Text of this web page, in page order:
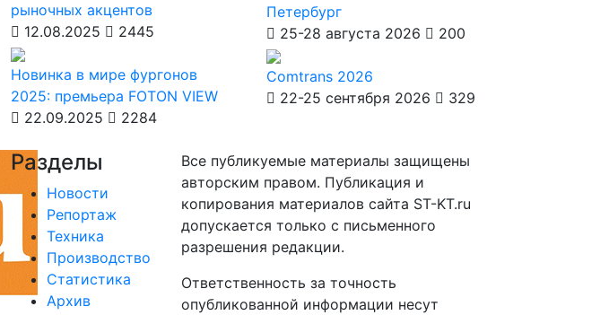
рыночных акцентов
12.08.2025
2445
Новинка в мире фургонов
2025: премьера FOTON VIEW
22.09.2025
2284
Петербург
25-28 августа 2026
200
Comtrans 2026
22-25 сентября 2026
329
Разделы
Новости
Репортаж
Техника
Производство
Статистика
Архив
Все публикуемые материалы защищены
авторским правом. Публикация и
копирования материалов сайта ST-KT.ru
допускается только с письменного
разрешения редакции.
Ответственность за точность
опубликованной информации несут